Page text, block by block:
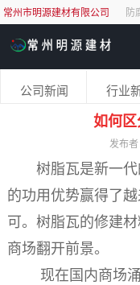
常州市明源建材有限公司 防
公司新闻 行业
如何
发布
树脂瓦是新一代
的功用优势赢得了
可。树脂瓦的修建
商场翻开前景。
现在国内商场涌